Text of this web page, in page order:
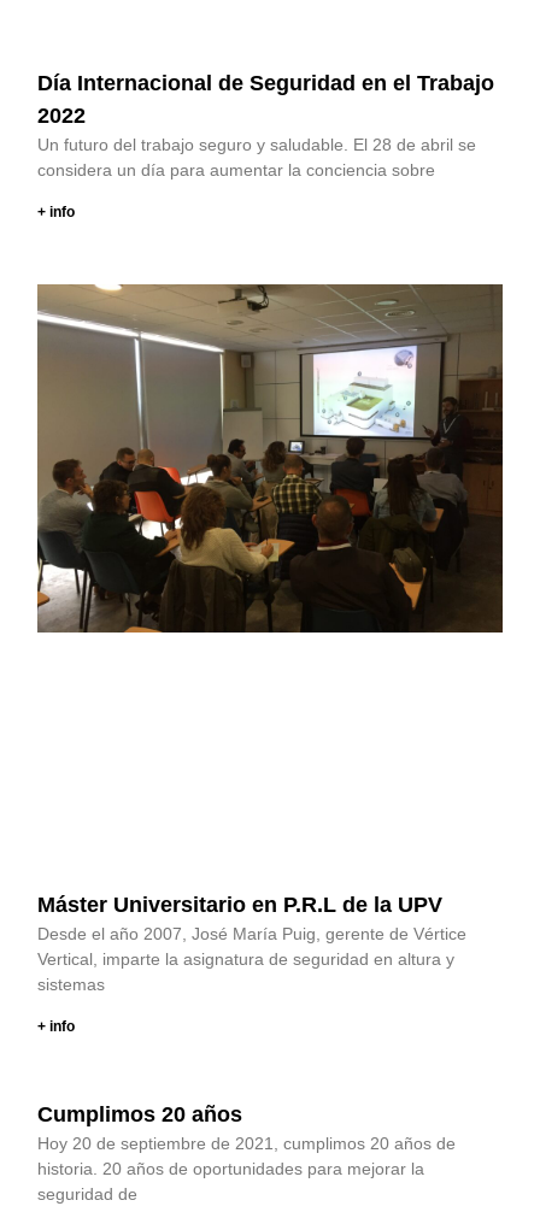
Día Internacional de Seguridad en el Trabajo
2022
Un futuro del trabajo seguro y saludable. El 28 de abril se
considera un día para aumentar la conciencia sobre
+ info
Máster Universitario en P.R.L de la UPV
Desde el año 2007, José María Puig, gerente de Vértice
Vertical, imparte la asignatura de seguridad en altura y
sistemas
+ info
Cumplimos 20 años
Hoy 20 de septiembre de 2021, cumplimos 20 años de
historia. 20 años de oportunidades para mejorar la
seguridad de